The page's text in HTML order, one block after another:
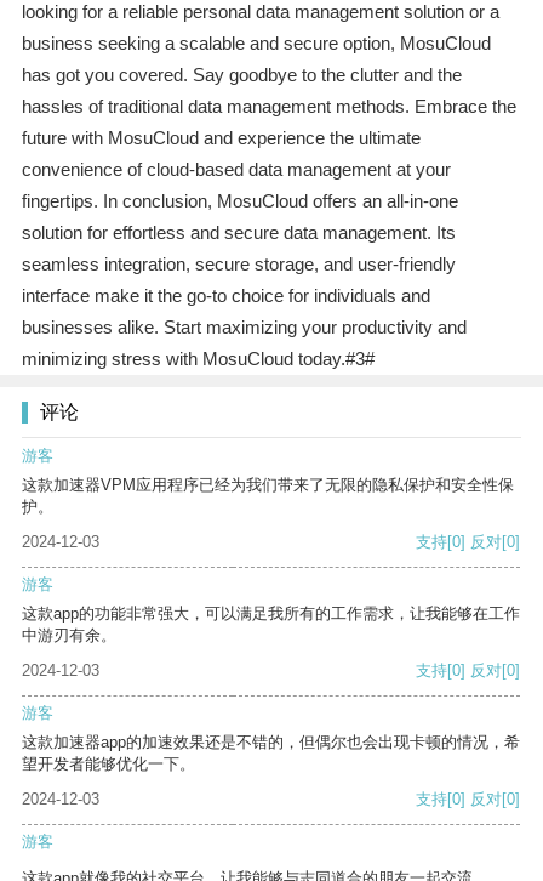
looking for a reliable personal data management solution or a
business seeking a scalable and secure option, MosuCloud
has got you covered. Say goodbye to the clutter and the
hassles of traditional data management methods. Embrace the
future with MosuCloud and experience the ultimate
convenience of cloud-based data management at your
fingertips. In conclusion, MosuCloud offers an all-in-one
solution for effortless and secure data management. Its
seamless integration, secure storage, and user-friendly
interface make it the go-to choice for individuals and
businesses alike. Start maximizing your productivity and
minimizing stress with MosuCloud today.#3#
评论
游客
这款加速器VPM应用程序已经为我们带来了无限的隐私保护和安全性保
护。
2024-12-03
支持[0] 反对[0]
游客
这款app的功能非常强大，可以满足我所有的工作需求，让我能够在工作
中游刃有余。
2024-12-03
支持[0] 反对[0]
游客
这款加速器app的加速效果还是不错的，但偶尔也会出现卡顿的情况，希
望开发者能够优化一下。
2024-12-03
支持[0] 反对[0]
游客